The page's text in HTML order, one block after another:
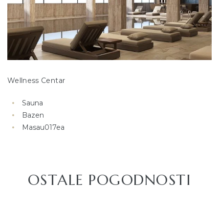
Wellness Centar
Sauna
Bazen
Masau017ea
OSTALE POGODNOSTI